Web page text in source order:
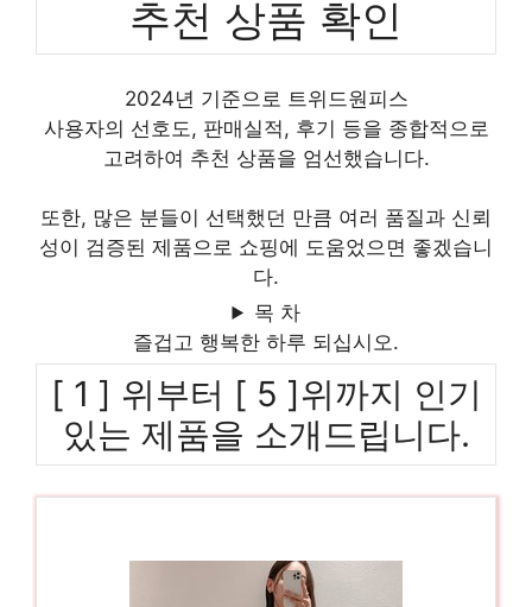
추천 상품 확인
2024년 기준으로 트위드원피스
사용자의 선호도, 판매실적, 후기 등을 종합적으로
고려하여 추천 상품을 엄선했습니다.
또한, 많은 분들이 선택했던 만큼 여러 품질과 신뢰
성이 검증된 제품으로 쇼핑에 도움었으면 좋겠습니
다.
목 차
즐겁고 행복한 하루 되십시오.
[ 1 ] 위부터 [ 5 ]위까지 인기
있는 제품을 소개드립니다.